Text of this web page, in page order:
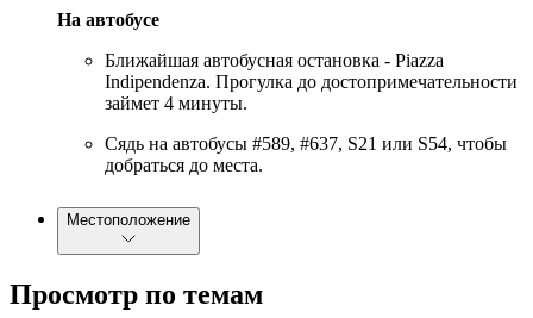
На автобусе
Ближайшая автобусная остановка - Piazza
Indipendenza. Прогулка до достопримечательности
займет 4 минуты.
Сядь на автобусы #589, #637, S21 или S54, чтобы
добраться до места.
Местоположение
Просмотр по темам